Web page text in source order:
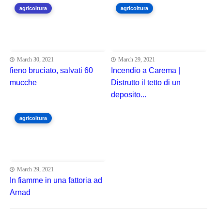
agricoltura
March 30, 2021
fieno bruciato, salvati 60
mucche
agricoltura
March 29, 2021
Incendio a Carema |
Distrutto il tetto di un
deposito...
agricoltura
March 29, 2021
In fiamme in una fattoria ad
Arnad